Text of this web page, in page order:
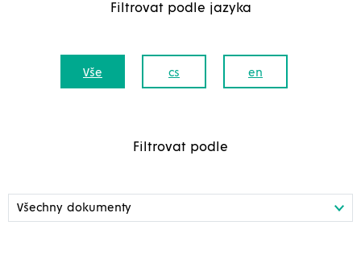
Filtrovat podle jazyka
Vše cs en
Filtrovat podle